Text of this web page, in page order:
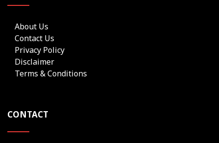
About Us
Contact Us
Privacy Policy
Disclaimer
Terms & Conditions
CONTACT